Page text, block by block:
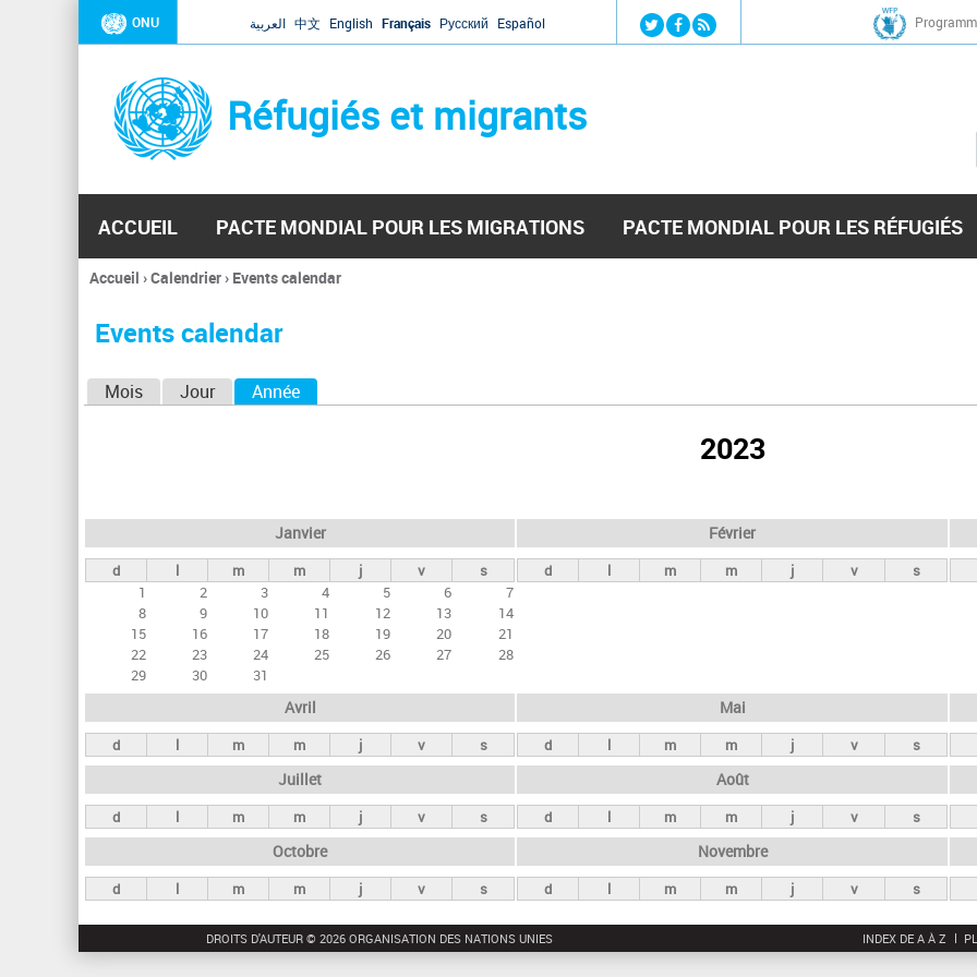
Jump to navigation
ONU العربية 中文 English Français Русский Español
Réfugiés et migrants
ACCUEIL PACTE MONDIAL POUR LES MIGRATIONS PACTE MONDIAL POUR LES RÉFUGIÉS
Vous
ici
Accueil ›Calendrier› Events calendar
Events calendar
e
t
s
n
c
i
p
a
x
Mois Jour Année
2023
Janvier
d l m m j v
s
1
2 3 4 5 6
7
8
9 10 11 12 13
14
15
16 17 18 19 20
21
22
23 24 25 26 27
28
29
30 31
Février
d l m m j v s
Avril
d l m m j v s
Mai
d l m m j v s
Juillet
d l m m j v s
Août
d l m m j v s
Octobre
d l m m j v s
Novembre
d l m m j v s
DROITS D'AUTEUR © 2026 ORGANISATION DES NATIONS UNIES INDEX DE A À Z